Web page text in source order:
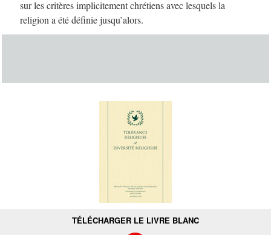
sur les critères implicitement chrétiens avec lesquels la
religion a été définie jusqu’alors.
TÉLÉCHARGER LE LIVRE BLANC